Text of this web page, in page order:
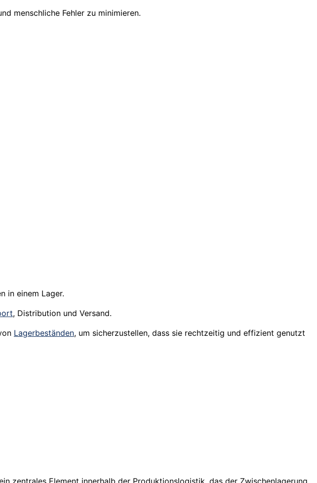
menschliche Fehler zu minimieren.
in einem Lager.
, Distribution und Versand.
Lagerbeständen, um sicherzustellen, dass sie rechtzeitig und effizient genutzt